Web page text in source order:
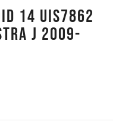
14 UIS7862
J 2009-